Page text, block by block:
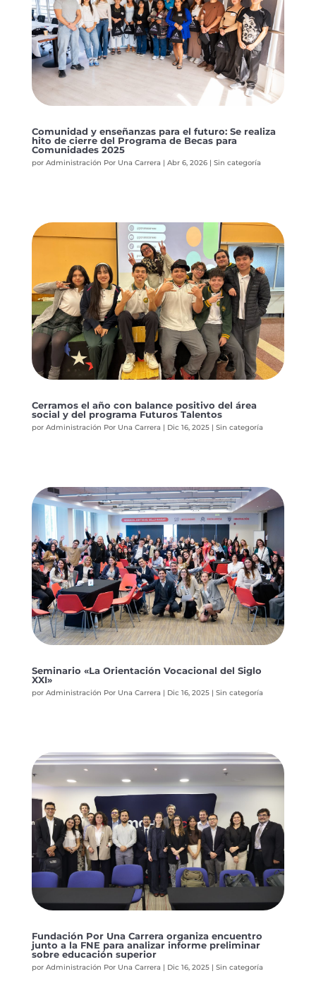
Comunidad y enseñanzas para el futuro: Se realiza
hito de cierre del Programa de Becas para
Comunidades 2025
por Administración Por Una Carrera | Abr 6, 2026| Sin categoría
Cerramos el año con balance positivo del área
social y del programa Futuros Talentos
por Administración Por Una Carrera | Dic 16, 2025| Sin categoría
Seminario «La Orientación Vocacional del Siglo
XXI»
por Administración Por Una Carrera | Dic 16, 2025| Sin categoría
Fundación Por Una Carrera organiza encuentro
junto a la FNE para analizar informe preliminar
sobre educación superior
por Administración Por Una Carrera | Dic 16, 2025| Sin categoría